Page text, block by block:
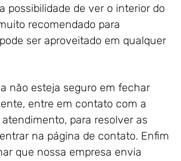
possibilidade de ver o interior do
recomendado para
ser aproveitado em qualquer
não esteja seguro em fechar
entre em contato com a
para resolver as
na página de contato. Enfim
que nossa empresa envia